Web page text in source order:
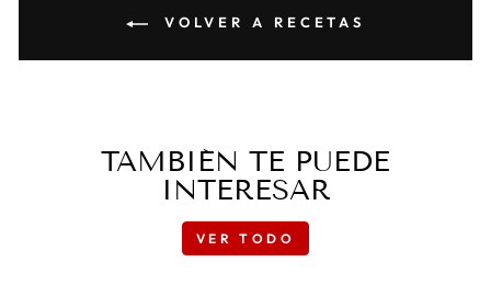
VOLVER A RECETAS
TAMBIÉN TE PUEDE
INTERESAR
VER TODO